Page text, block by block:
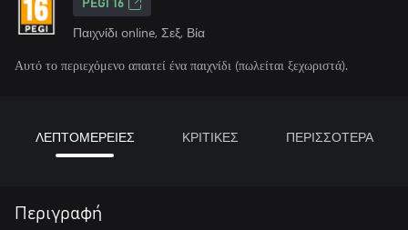
PEGI 16
Παιχνίδι online, Σεξ, Βία
Αυτό το περιεχόμενο απαιτεί ένα παιχνίδι (πωλείται ξεχωριστά).
ΛΕΠΤΟΜΕΡΕΙΕΣ ΚΡΙΤΙΚΕΣ ΠΕΡΙΣΣΟΤΕΡΑ
Περιγραφή